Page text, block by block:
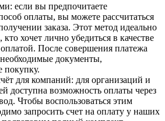
: если вы предпочитаете
оплаты, вы можете рассчитаться
заказа. Этот метод идеально
кто хочет лично убедиться в качестве
оплатой. После совершения платежа
документы,
покупку.
для компаний: для организаций и
доступна возможность оплаты через
Чтобы воспользоваться этим
запросить счет на оплату у наших